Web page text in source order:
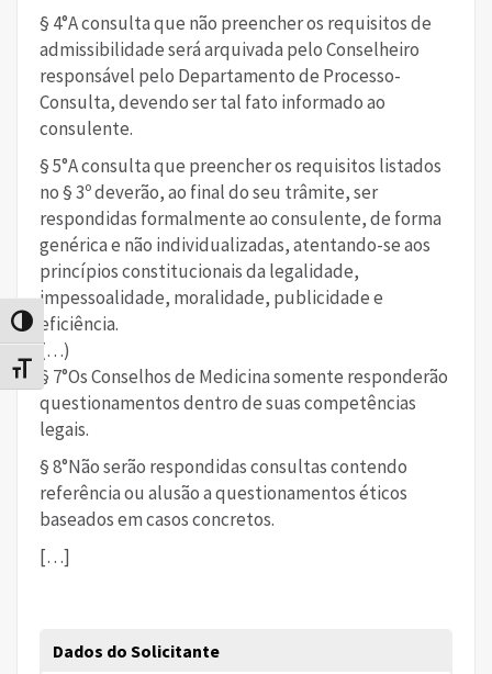
Alternar alto contraste
Alternar tamanho da fonte
§ 4°A consulta que não preencher os requisitos de
admissibilidade será arquivada pelo Conselheiro
responsável pelo Departamento de Processo-
Consulta, devendo ser tal fato informado ao
consulente.
§ 5°A consulta que preencher os requisitos listados
no § 3º deverão, ao final do seu trâmite, ser
respondidas formalmente ao consulente, de forma
genérica e não individualizadas, atentando-se aos
princípios constitucionais da legalidade,
impessoalidade, moralidade, publicidade e
eficiência.
(…)
§ 7°Os Conselhos de Medicina somente responderão
questionamentos dentro de suas competências
legais.
§ 8°Não serão respondidas consultas contendo
referência ou alusão a questionamentos éticos
baseados em casos concretos.
[…]
Dados do Solicitante